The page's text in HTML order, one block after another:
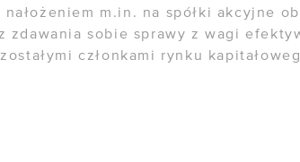
Kubernetes
chmurowych
R&D
m.in. na spółki akcyjne
zdawania sobie sprawy z wagi
członkami rynku